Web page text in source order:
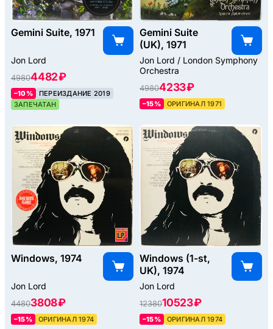
Gemini Suite, 1971
Jon Lord
49804482 ₽
–10%
ПЕРЕИЗДАНИЕ 2019
ЗАПЕЧАТАН
Gemini Suite
(UK), 1971
Jon Lord / London Symphony
Orchestra
49804233 ₽
–15% ОРИГИНАЛ 1971
Windows, 1974
Jon Lord
44803808 ₽
–15% ОРИГИНАЛ 1974
Windows (1-st,
UK), 1974
Jon Lord
1238010523 ₽
–15% ОРИГИНАЛ 1974